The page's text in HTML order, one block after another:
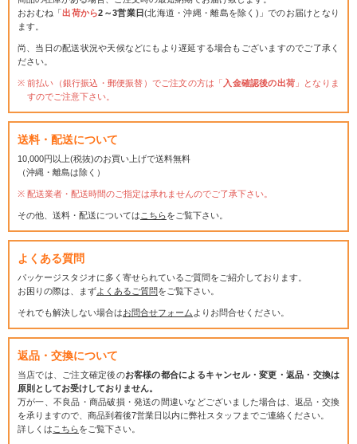
おおむね「出荷から2～3営業日(北海道・沖縄・離島を除く)」でのお届けとなり
ます。
尚、当日の配送状況や天候などにもより遅延する場合もございますのでご了承く
ださい。
前払い（銀行振込・郵便振替）でご注文の方は「 入金確認後の出荷 」となりま
すのでご注意下さい。
送料・配送について
10,000円以上(税抜)のお買い上げで送料無料
（沖縄・離島は除く）
配送業者・配送時間のご指定は承れませんのでご了承下さい。
その他、送料・配送については こちらをご覧下さい。
よくある質問
パッケージスタジオに多く寄せられているご質問をご紹介しております。
お困りの際は、まずよくあるご質問をご覧下さい。
それでも解決しない場合はお問合せフォーム よりお問合せください。
返品・交換について
当店では、ご注文確定後のお客様の都合によるキャンセル・変更・返品・交換は
原則としてお受けしておりません。
万が一、不良品・商品破損・発送の間違いなどございました場合は、返品・交換
を承りますので、商品到着後7営業日以内に弊社スタッフまでご連絡ください。
詳しくは こちらをご覧下さい。